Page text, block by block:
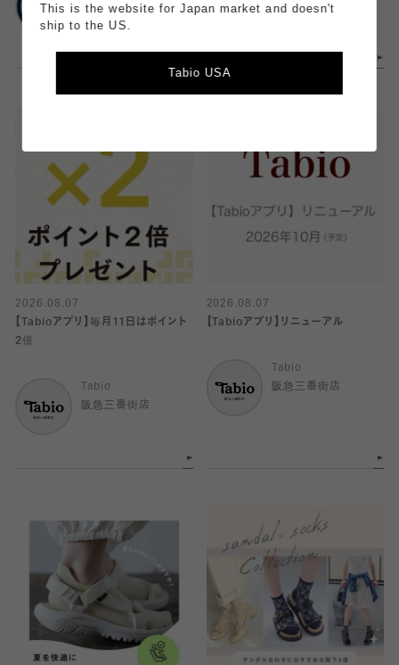
ルミネ立川 浦和パルコ店
2026.08.07
【Tabioアプリ】毎月11日はポイント
2倍
Tabio
阪急三番街店
2026.08.07
【Tabioアプリ】リニューアル
Tabio
阪急三番街店
This is the website for Japan market and doesn't
ship to the US.
Tabio USA